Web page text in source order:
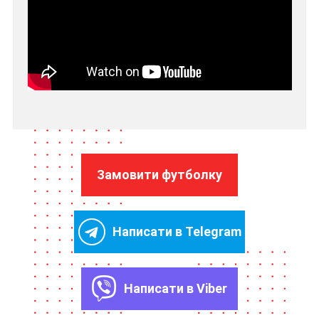
Замовити футболку
Написати в Telegram
Написати в Viber